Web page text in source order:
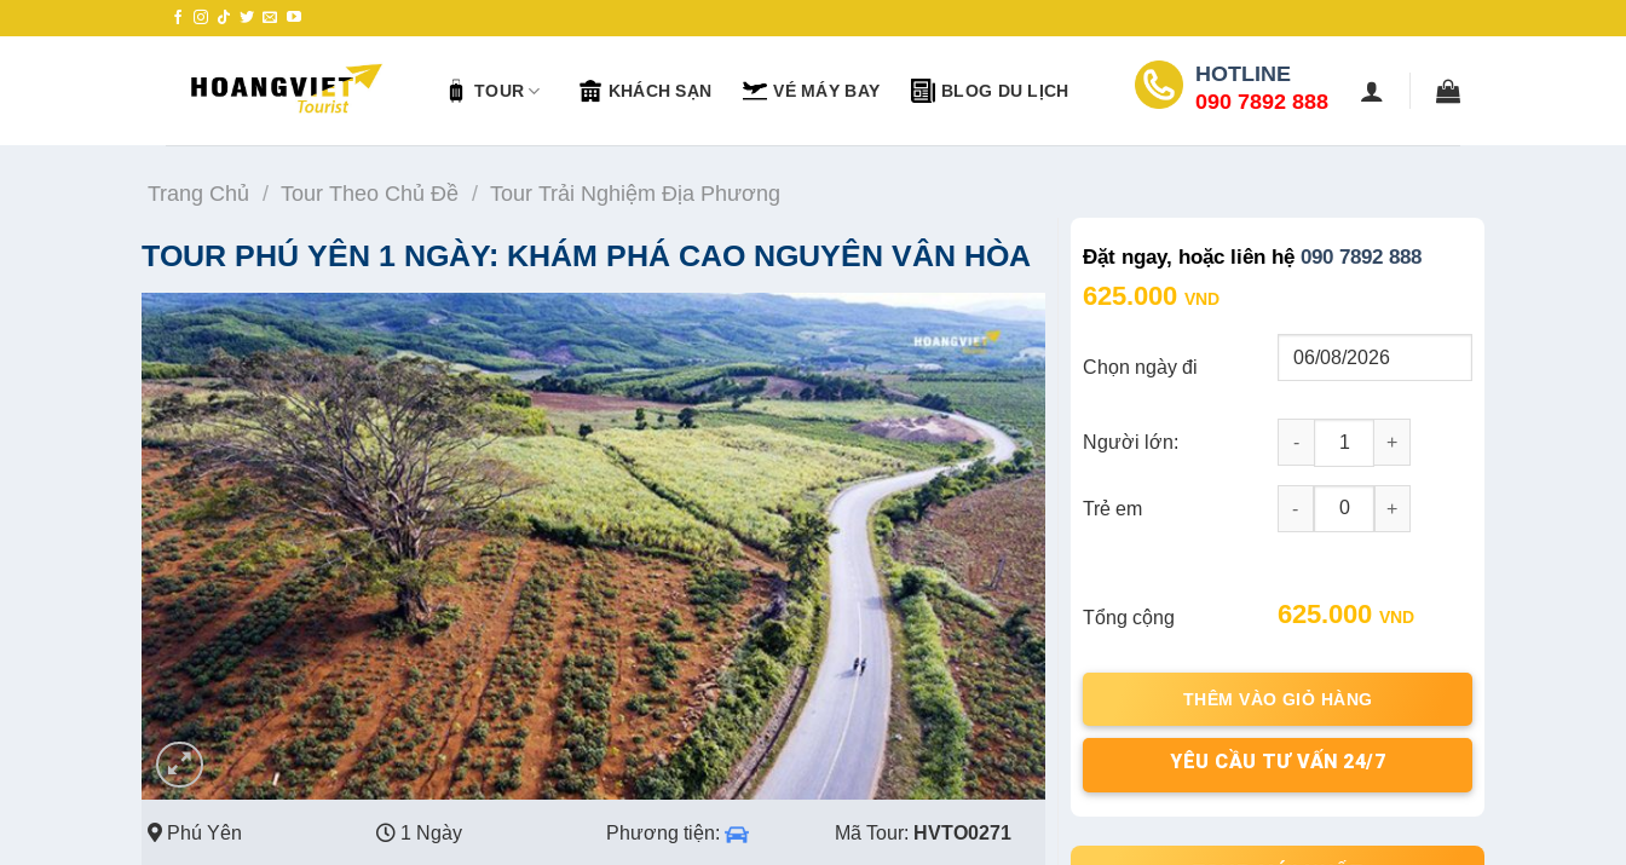
TOUR KHÁCH SẠN VÉ MÁY BAY BLOG DU LỊCH
HOTLINE
090 7892 888
Trang Chủ / Tour Theo Chủ Đề / Tour Trải Nghiệm Địa Phương
Đặt ngay, hoặc liên hệ090 7892 888
625.000VND
Chọn ngày đi
Người lớn:
TOUR PHÚ YÊN 1 NGÀY: KHÁM PHÁ
Trẻ em - +
Tổng cộng 625.000VND
THÊM VÀO GIỎ HÀNG
YÊU CẦU TƯ VẤN 24/7
TOUR PHÚ YÊN 1 NGÀY: KHÁM PHÁ CAO NGUYÊN VÂN HÒA
Phú Yên 1 Ngày Phương tiện: Mã Tour: HVTO0271